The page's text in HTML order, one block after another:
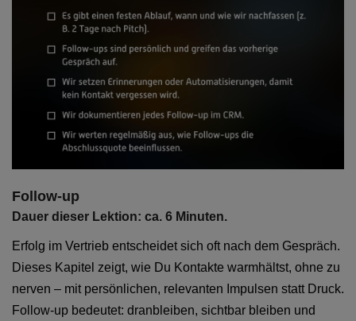
Follow-up
Dauer dieser Lektion: ca. 6 Minuten.
Erfolg im Vertrieb entscheidet sich oft nach dem Gespräch.
Dieses Kapitel zeigt, wie Du Kontakte warmhältst, ohne zu
nerven – mit persönlichen, relevanten Impulsen statt Druck.
Follow-up bedeutet: dranbleiben, sichtbar bleiben und